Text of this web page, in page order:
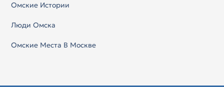
Омские Истории
Люди Омска
Омские Места В Москве